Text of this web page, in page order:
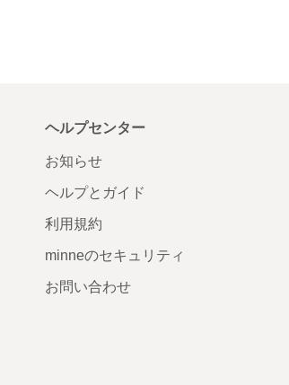
ヘルプセンター
お知らせ
ヘルプとガイド
利用規約
minneのセキュリティ
お問い合わせ